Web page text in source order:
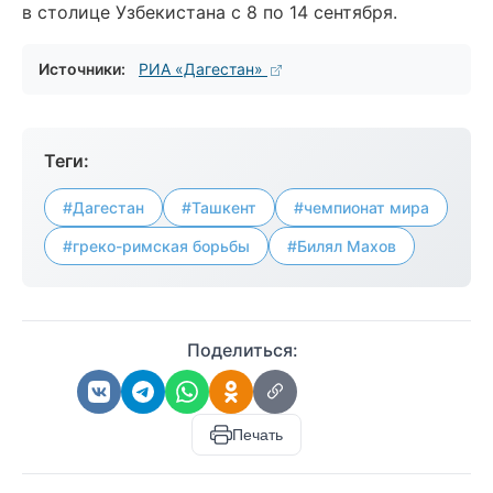
в столице Узбекистана с 8 по 14 сентября.
Источники: РИА «Дагестан»
Теги:
#Дагестан #Ташкент #чемпионат мира
#греко-римская борьбы #Билял Махов
Поделиться:
Печать